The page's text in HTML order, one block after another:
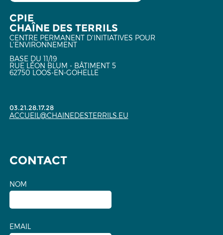
CPIE
CHAÎNE DES TERRILS
CENTRE PERMANENT D'INITIATIVES POUR
L'ENVIRONNEMENT
BASE DU 11/19
RUE LÉON BLUM - BÂTIMENT 5
62750 LOOS-EN-GOHELLE
03.21.28.17.28
ACCUEIL@CHAINEDESTERRILS.EU
CONTACT
NOM
EMAIL